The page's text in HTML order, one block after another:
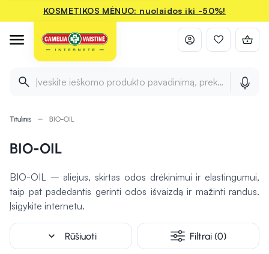
KOSMETIKOS MĖNUO: nuolaidos iki -50%!
Įveskite ieškomo produkto pavadinimą, prekės ženklą ir
Titulinis BIO-OIL
BIO-OIL
BIO-OIL – aliejus, skirtas odos drėkinimui ir elastingumui,
taip pat padedantis gerinti odos išvaizdą ir mažinti randus.
Įsigykite internetu.
expand_more Rūšiuoti Filtrai (0)